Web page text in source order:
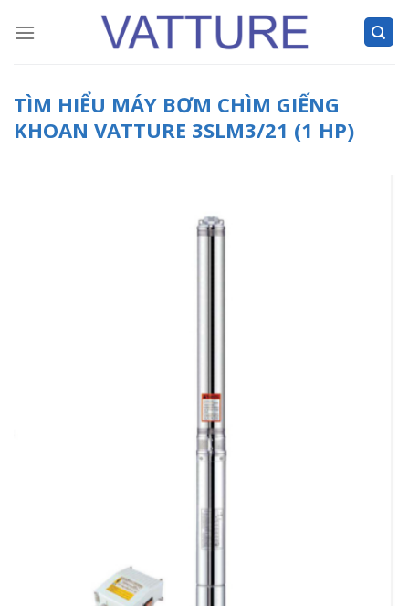
TÌM HIỂU MÁY BƠM CHÌM GIẾNG
KHOAN VATTURE 3SLM3/21 (1 HP)